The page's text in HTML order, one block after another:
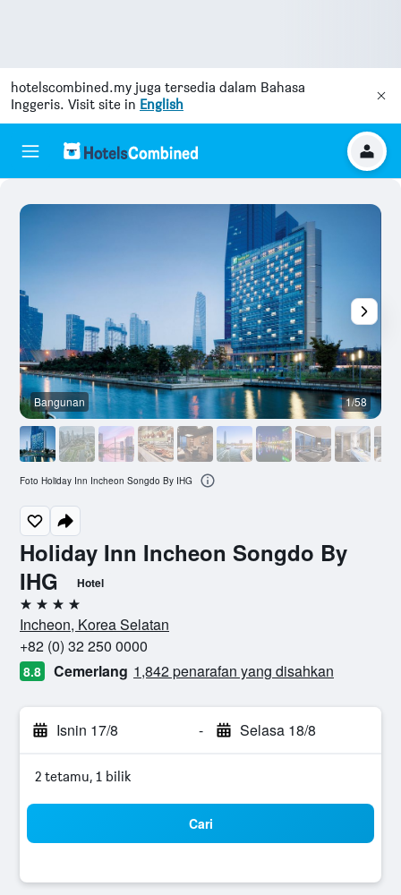
hotelscombined.my juga tersedia dalam Bahasa
Inggeris. Visit site in English
Holiday Inn Incheon Songdo By
IHG
Hotel
4 bintang
Incheon, Korea Selatan
+82 (0) 32 250 0000
8.8 Cemerlang 1,842 penarafan yang disahkan
Isnin 17/8 - Selasa 18/8
2 tetamu, 1 bilik
Cari
Bangunan 1/58
Foto Holiday Inn Incheon Songdo By IHG